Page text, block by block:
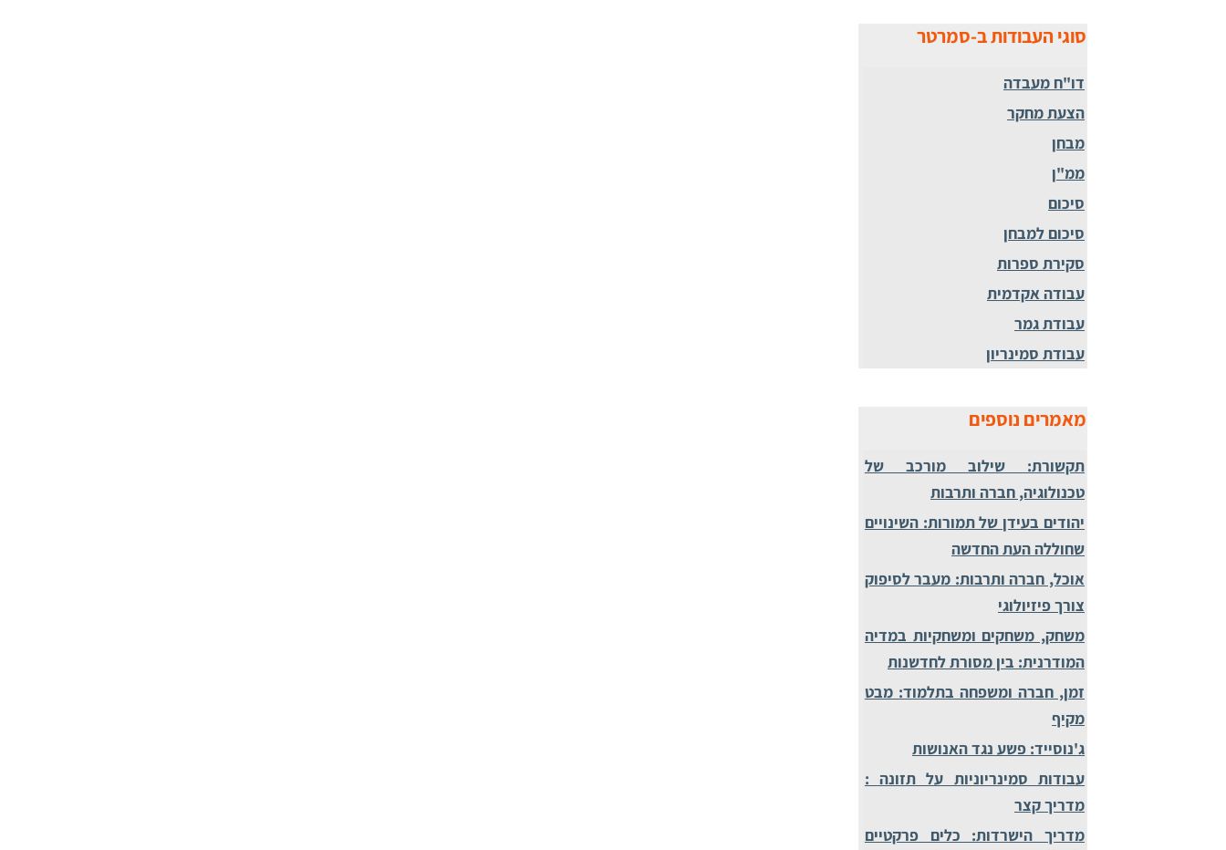
סוגי העבודות ב-סמרטר
דו"ח מעבדה
הצעת מחקר
מבחן
ממ"ן
סיכום
סיכום למבחן
סקירת ספרות
עבודה אקדמית
עבודת גמר
עבודת סמינריון
מאמרים נוספים
תקשורת: שילוב מורכב של
טכנולוגיה, חברה ותרבות
יהודים בעידן של תמורות: השינויים
שחוללה העת החדשה
אוכל, חברה ותרבות: מעבר לסיפוק
צורך פיזיולוגי
משחק, משחקים ומשחקיות במדיה
המודרנית: בין מסורת לחדשנות
זמן, חברה ומשפחה בתלמוד: מבט
מקיף
ג'נוסייד: פשע נגד האנושות
עבודות סמינריוניות על תזונה :
מדריך קצר
מדריך הישרדות: כלים פרקטיים